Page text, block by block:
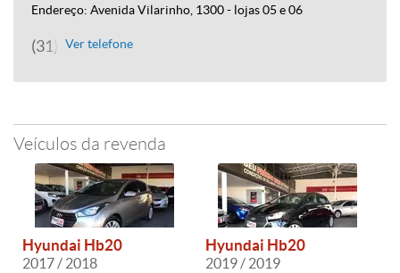
Endereço: Avenida Vilarinho, 1300 - lojas 05 e 06
(31) 3245-7473
Ver telefone
Veículos da revenda
Hyundai Hb20
2017 / 2018
Hyundai Hb20
2019 / 2019